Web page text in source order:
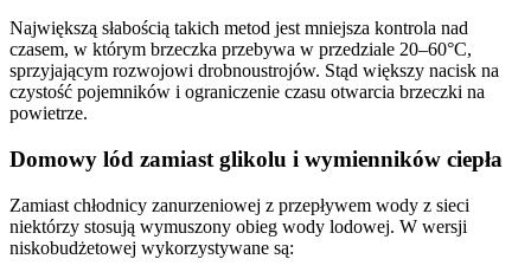
Największą słabością takich metod jest mniejsza kontrola nad
czasem, w którym brzeczka przebywa w przedziale 20–60°C,
sprzyjającym rozwojowi drobnoustrojów. Stąd większy nacisk na
czystość pojemników i ograniczenie czasu otwarcia brzeczki na
powietrze.
Domowy lód zamiast glikolu i wymienników ciepła
Zamiast chłodnicy zanurzeniowej z przepływem wody z sieci
niektórzy stosują wymuszony obieg wody lodowej. W wersji
niskobudżetowej wykorzystywane są: